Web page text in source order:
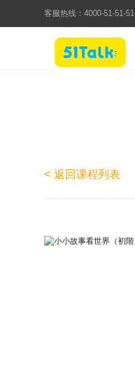
客服热线： 4000-51-51-51
< 返回课程列表